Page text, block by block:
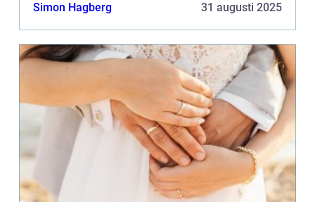
Simon Hagberg 31 augusti 2025